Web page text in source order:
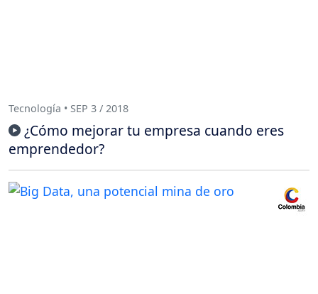
Tecnología • SEP 3 / 2018
¿Cómo mejorar tu empresa cuando eres
emprendedor?